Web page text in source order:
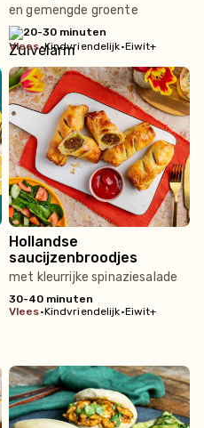
en gemengde groente
20-30 minuten
vlees•Kindvriendelijk•Eiwit+
Hollandse
saucijzenbroodjes
met kleurrijke spinaziesalade
30-40 minuten
vlees•Kindvriendelijk•Eiwit+